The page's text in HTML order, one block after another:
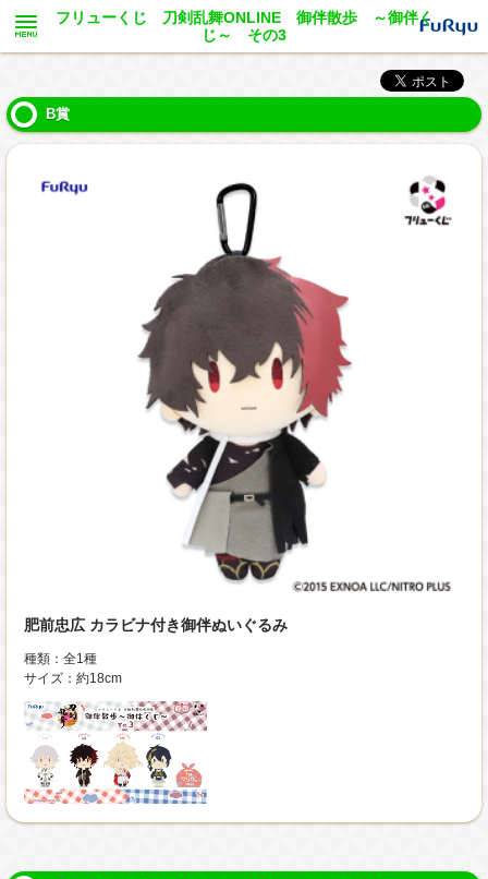
フリューくじ 刀剣乱舞ONLINE 御伴散歩 ～御伴く
じ～ その3
B賞
肥前忠広 カラビナ付き御伴ぬいぐるみ
種類：全1種
サイズ：約18cm